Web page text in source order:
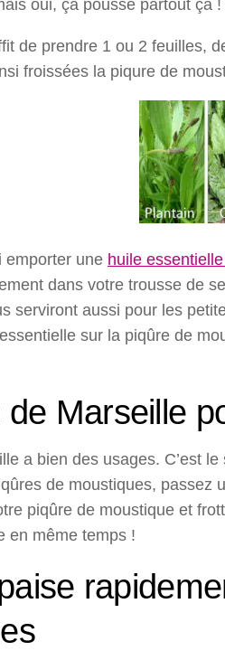
oui, ça pousse partout ça !
de prendre 1 ou 2 feuilles,
froissées la piqure de
emporter une huile
dans votre trousse de
serviront aussi pour les
sur la piqûre de
de Marseille
a bien des usages. C’est
de moustiques, passez
piqûre de moustique et
en même temps !